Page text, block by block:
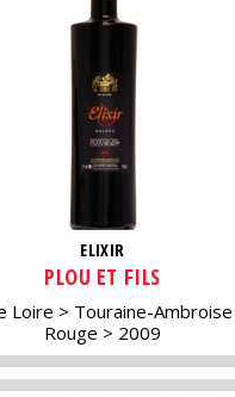
ELIXIR
PLOU ET FILS
Loire
Touraine-Ambroise
Rouge
2009